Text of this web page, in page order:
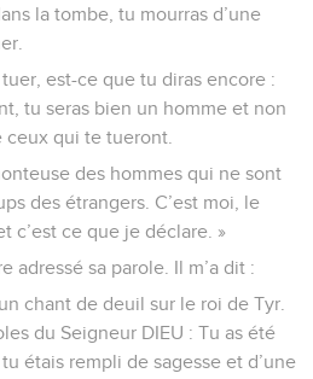
la tombe, tu mourras d’une
est-ce que tu diras encore :
tu seras bien un homme et non
ceux qui te tueront.
des hommes qui ne sont
des étrangers. C’est moi, le
c’est ce que je déclare. »
adressé sa parole. Il m’a dit :
chant de deuil sur le roi de Tyr.
du Seigneur DIEU : Tu as été
étais rempli de sagesse et d’une